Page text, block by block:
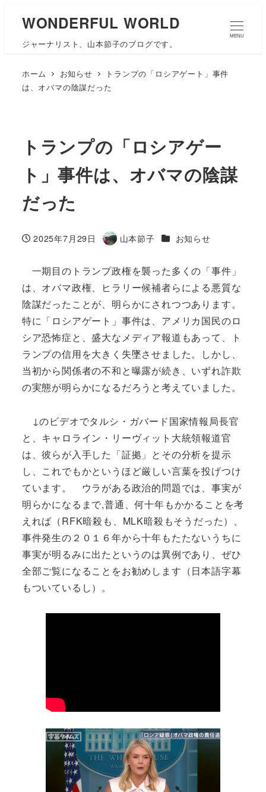
WONDERFUL WORLD
ジャーナリスト、山本節子のブログです。
MENU
ホーム お知らせ
トランプの「ロシアゲート」事件
は、オバマの陰謀だった
トランプの「ロシアゲー
ト」事件は、オバマの陰謀
だった
投稿日
2025年7月29日
著
山本節子 カテゴリー
お知らせ
一期目のトランプ政権を襲った多くの「事件」
は、オバマ政権、ヒラリー候補者らによる悪質な
陰謀だったことが、明らかにされつつあります。
特に「ロシアゲート」事件は、アメリカ国民のロ
シア恐怖症と、盛大なメディア報道もあって、ト
ランプの信用を大きく失墜させました。しかし、
当初から関係者の不和と曝露が続き、いずれ詐欺
の実態が明らかになるだろうと考えていました。
↓のビデオでタルシ・ガバード国家情報局長官
と、キャロライン・リーヴィット大統領報道官
は、彼らが入手した「証拠」とその分析を提示
し、これでもかというほど厳しい言葉を投げつけ
ています。 ウラがある政治的問題では、事実が
明らかになるまで,普通、何十年もかかることを考
えれば（RFK暗殺も、MLK暗殺もそうだった）、
事件発生の２０１６年から十年もたたないうちに
事実が明るみに出たというのは異例であり、ぜひ
全部ご覧になることをお勧めします（日本語字幕
もついているし）。